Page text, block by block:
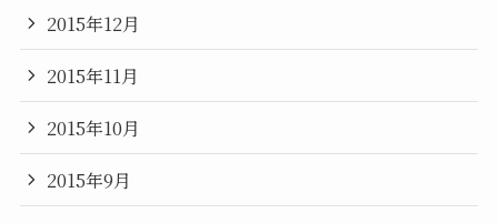
2015年12月
2015年11月
2015年10月
2015年9月